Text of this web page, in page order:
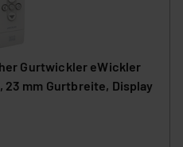
Gurtwickler eWickler
mm Gurtbreite, Display